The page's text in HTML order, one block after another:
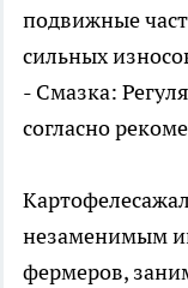
подвижные
сильных
- Смазка:
согласно
незаменимым
фермеров,